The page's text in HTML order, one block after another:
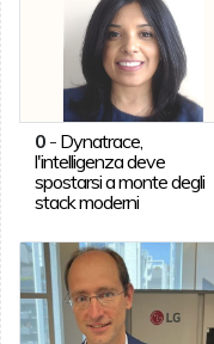
0- Dynatrace,
l'intelligenza deve
spostarsi a monte degli
stack moderni